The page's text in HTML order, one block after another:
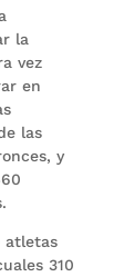
la
vez
en
las
y
atletas
310